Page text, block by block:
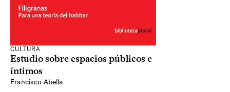
CULTURA
Estudio sobre espacios públicos e
íntimos
Francisco Abella